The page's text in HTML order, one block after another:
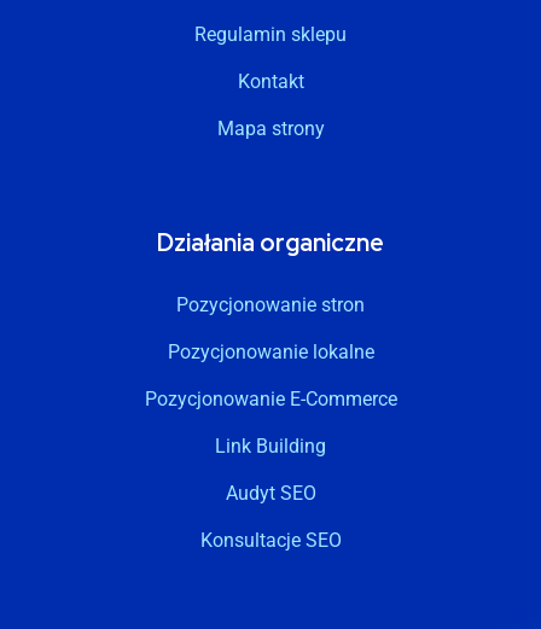
Regulamin sklepu
Kontakt
Mapa strony
Działania organiczne
Pozycjonowanie stron
Pozycjonowanie lokalne
Pozycjonowanie E-Commerce
Link Building
Audyt SEO
Konsultacje SEO